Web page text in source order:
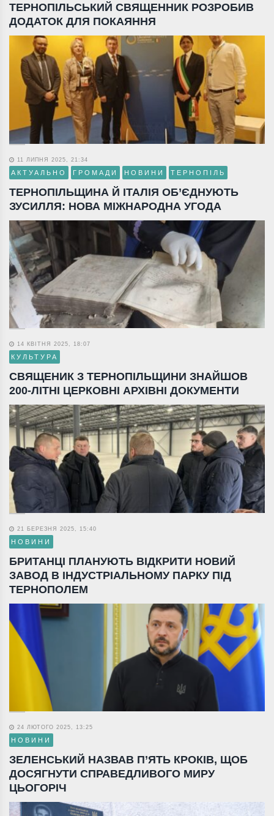
ТЕРНОПІЛЬСЬКИЙ СВЯЩЕННИК РОЗРОБИВ
ДОДАТОК ДЛЯ ПОКАЯННЯ
11 ЛИПНЯ 2025, 21:34
АКТУАЛЬНО ГРОМАДИ НОВИНИ ТЕРНОПІЛЬ
ТЕРНОПІЛЬЩИНА Й ІТАЛІЯ ОБ’ЄДНУЮТЬ
ЗУСИЛЛЯ: НОВА МІЖНАРОДНА УГОДА
14 КВІТНЯ 2025, 18:07
КУЛЬТУРА
СВЯЩЕНИК З ТЕРНОПІЛЬЩИНИ ЗНАЙШОВ
200-ЛІТНІ ЦЕРКОВНІ АРХІВНІ ДОКУМЕНТИ
21 БЕРЕЗНЯ 2025, 15:40
НОВИНИ
БРИТАНЦІ ПЛАНУЮТЬ ВІДКРИТИ НОВИЙ
ЗАВОД В ІНДУСТРІАЛЬНОМУ ПАРКУ ПІД
ТЕРНОПОЛЕМ
24 ЛЮТОГО 2025, 13:25
НОВИНИ
ЗЕЛЕНСЬКИЙ НАЗВАВ П’ЯТЬ КРОКІВ, ЩОБ
ДОСЯГНУТИ СПРАВЕДЛИВОГО МИРУ
ЦЬОГОРІЧ